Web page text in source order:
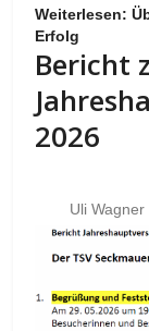
Weiterlesen:
Erfolg
Bericht
2026
Uli Wagner